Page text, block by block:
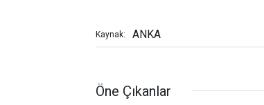
Kaynak: ANKA
Öne Çıkanlar